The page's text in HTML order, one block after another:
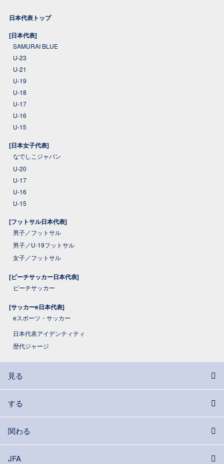
日本代表トップ
[日本代表]
SAMURAI BLUE
U-23
U-21
U-19
U-18
U-17
U-16
U-15
[日本女子代表]
なでしこジャパン
U-20
U-17
U-16
U-15
[フットサル日本代表]
男子／フットサル
男子／U-19フットサル
女子／フットサル
[ビーチサッカー日本代表]
ビーチサッカー
[サッカーe日本代表]
eスポーツ・サッカー
日本代表アイデンティティ
歴代ジャージ
見る
する
関わる
JFA